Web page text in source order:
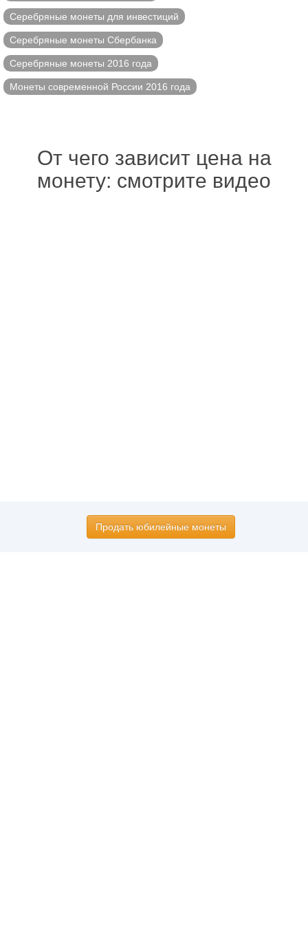
Серебряные монеты для инвестиций
Серебряные монеты Сбербанка
Серебряные монеты 2016 года
Монеты современной России 2016 года
От чего зависит цена на
монету: смотрите видео
Продать юбилейные монеты